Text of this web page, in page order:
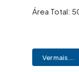
Área Total:
5 quartos,
2 salas
Ver mais...